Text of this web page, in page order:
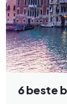
6 beste